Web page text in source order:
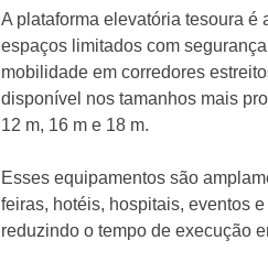
A plataforma elevatória tesoura
espaços limitados com
mobilidade em corredores
disponível nos tamanhos mais
12 m, 16 m e 18 m.
Esses equipamentos são
feiras, hotéis, hospitais, eventos
reduzindo o tempo de execução